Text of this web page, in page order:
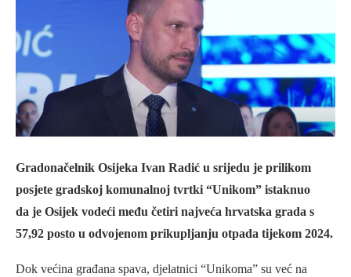
Gradonačelnik Osijeka Ivan Radić u srijedu je prilikom
posjete gradskoj komunalnoj tvrtki “Unikom” istaknuo
da je Osijek vodeći među četiri najveća hrvatska grada s
57,92 posto u odvojenom prikupljanju otpada tijekom 2024.
Dok većina građana spava, djelatnici “Unikoma” su već na